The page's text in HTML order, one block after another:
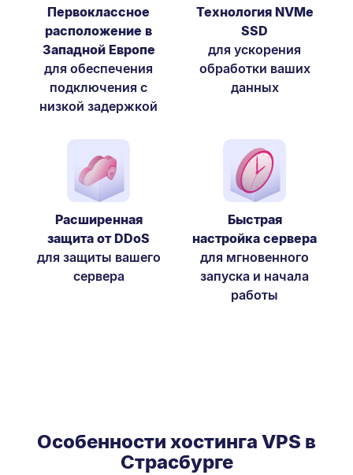
Первоклассное
расположение в
Западной Европе
для обеспечения
подключения с
низкой задержкой
Технология NVMe
SSD
для ускорения
обработки ваших
данных
Расширенная
защита от DDoS
для защиты вашего
сервера
Быстрая
настройка сервера
для мгновенного
запуска и начала
работы
Особенности хостинга VPS в
Страсбурге